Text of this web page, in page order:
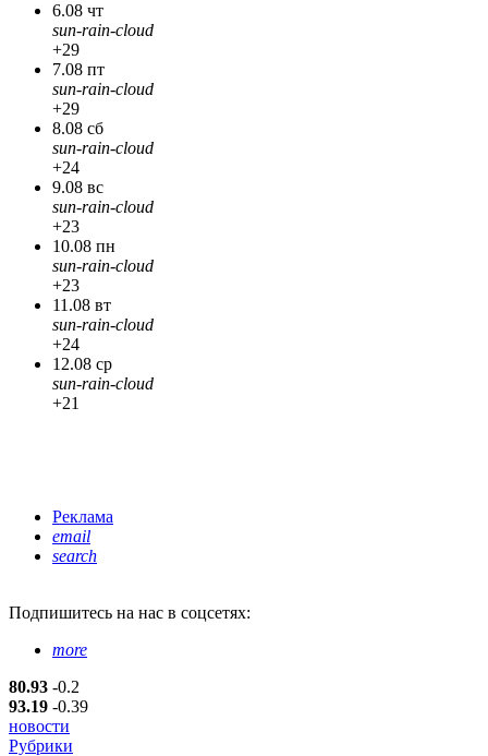
6.08 чт
sun-rain-cloud
+29
7.08 пт
sun-rain-cloud
+29
8.08 сб
sun-rain-cloud
+24
9.08 вс
sun-rain-cloud
+23
10.08 пн
sun-rain-cloud
+23
11.08 вт
sun-rain-cloud
+24
12.08 ср
sun-rain-cloud
+21
Реклама
email
search
Подпишитесь на нас в соцсетях:
more
80.93 -0.2
93.19 -0.39
новости
Рубрики